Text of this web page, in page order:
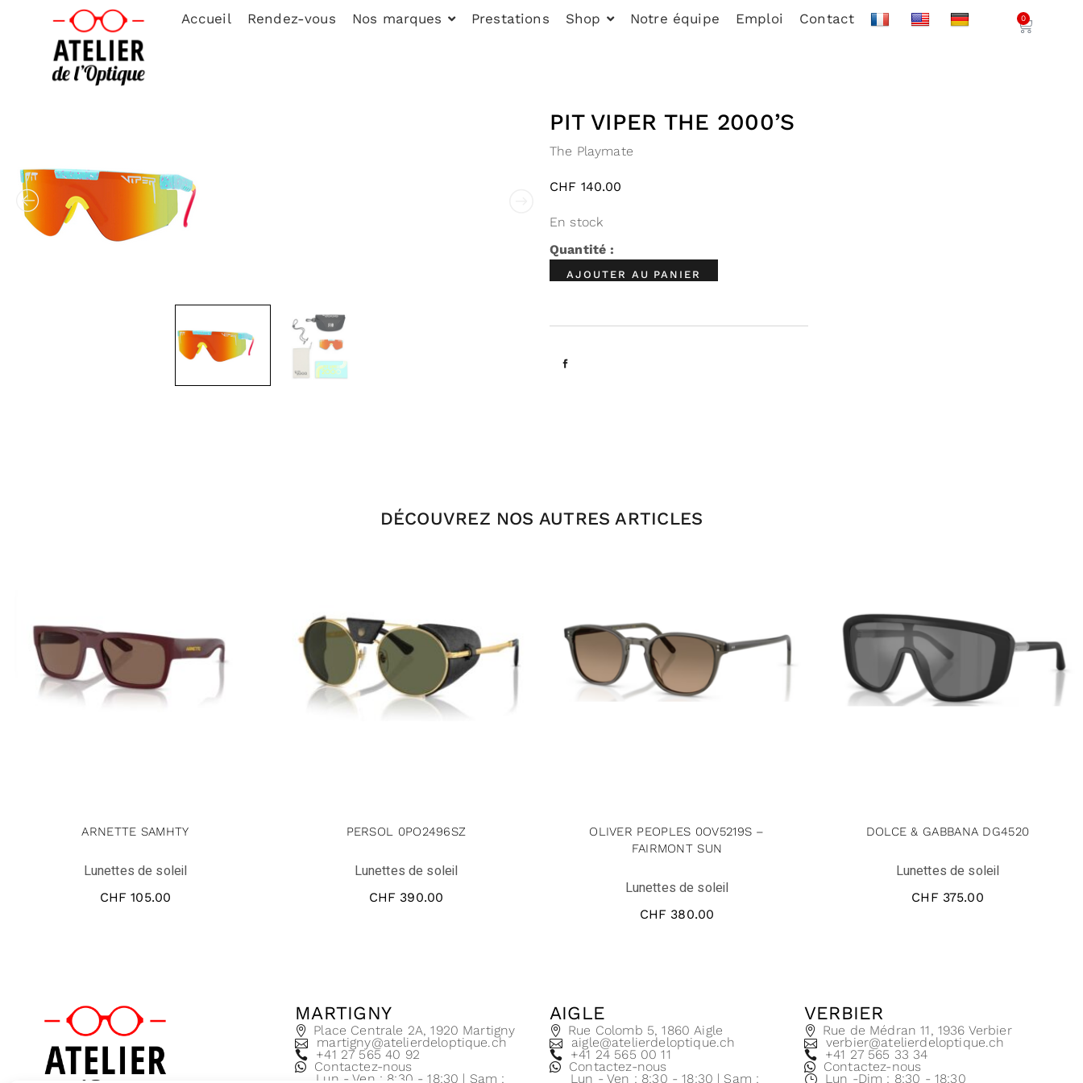
Accueil Rendez-vous Nos marques Prestations Shop Notre équipe Emploi Contact 0
PIT VIPER THE 2000’S
The Playmate
CHF 140.00
En stock
AJOUTER AU PANIER
DÉCOUVREZ NOS AUTRES ARTICLES
ARNETTE SAMHTY
Lunettes de soleil
CHF 105.00
PERSOL 0PO2496SZ
Lunettes de soleil
CHF 390.00
OLIVER PEOPLES 0OV5219S –
FAIRMONT SUN
Lunettes de soleil
CHF 380.00
DOLCE & GABBANA DG4520
Lunettes de soleil
CHF 375.00
MARTIGNY
Place Centrale 2A, 1920 Martigny
martigny@atelierdeloptique.ch
+41 27 565 40 92
Contactez-nous
Lun - Ven : 8:30 - 18:30 | Sam :
AIGLE
Rue Colomb 5, 1860 Aigle
aigle@atelierdeloptique.ch
+41 24 565 00 11
Contactez-nous
Lun - Ven : 8:30 - 18:30 | Sam :
VERBIER
Rue de Médran 11, 1936 Verbier
verbier@atelierdeloptique.ch
+41 27 565 33 34
Contactez-nous
Lun -Dim : 8:30 - 18:30